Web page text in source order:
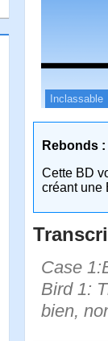
Inclassable
Rebonds :
Cette BD
créant une
Case
Bird 1:
bien,